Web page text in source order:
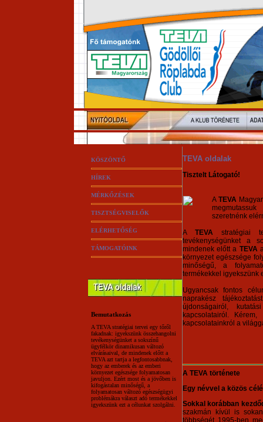
KÖSZÖNTŐ
HÍREK
MÉRKŐZÉSEK
TISZTSÉGVISELŐK
ELÉRHETŐSÉG
TÁMOGATÓINK
Bemutatkozás
A TEVA stratégiai tervei egy tőről
fakadnak: igyekszünk összehangolni
tevékenységünket a sokszínű
ügyfélkör dinamikusan változó
elvárásaival, de mindenek előtt a
TEVA azt tartja a legfontosabbnak,
hogy az emberek és az emberi
környezet egészsége folyamatosan
javuljon. Ezért most és a jövőben is
kifogástalan minőségű, a
folyamatosan változó egészségügyi
problémákra választ adó termékekkel
igyekszünk ezt a célunkat szolgálni.
TEVA oldalak
Tisztelt Látogató!
A TEVA
szeretnénk
A TEVAstratégiai
tevékenységünket a
mindenek előtt a TEVA
környezet egészsége
minőségű, a
termékekkel igyekszünk
Ugyancsak fontos
naprakész
újdonságairól,
kapcsolatairól.
kapcsolatainkról a
A TEVA története
Egy névvel a közös
Sokkal korábban
szakmán kívül is
többségét 1995-ben